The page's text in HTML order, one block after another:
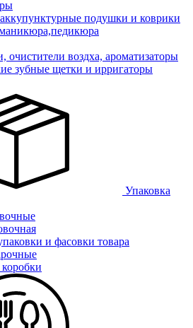
подушки и коврики
очистители воздха, ароматизаторы
зубные щетки и ирригаторы
Упаковка
и фасовки товара